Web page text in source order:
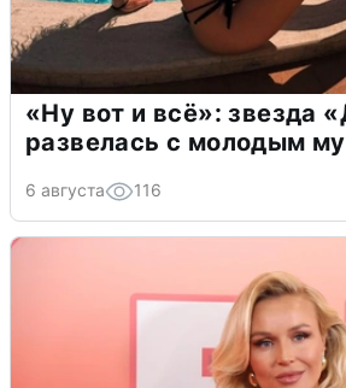
«Ну вот и всё»: звезда
развелась с молодым
6 августа 116